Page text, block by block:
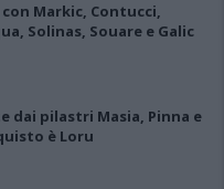
Markic, Contucci,
Solinas, Souare e Galic
dai pilastri Masia, Pinna e
è Loru